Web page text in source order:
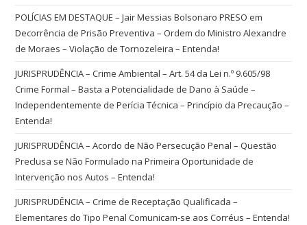
POLÍCIAS EM DESTAQUE – Jair Messias Bolsonaro PRESO em
Decorrência de Prisão Preventiva – Ordem do Ministro Alexandre
de Moraes – Violação de Tornozeleira – Entenda!
JURISPRUDÊNCIA – Crime Ambiental – Art. 54 da Lei n.º 9.605/98
Crime Formal – Basta a Potencialidade de Dano à Saúde –
Independentemente de Perícia Técnica – Princípio da Precaução –
Entenda!
JURISPRUDÊNCIA – Acordo de Não Persecução Penal – Questão
Preclusa se Não Formulado na Primeira Oportunidade de
Intervenção nos Autos – Entenda!
JURISPRUDÊNCIA – Crime de Receptação Qualificada –
Elementares do Tipo Penal Comunicam-se aos Corréus – Entenda!